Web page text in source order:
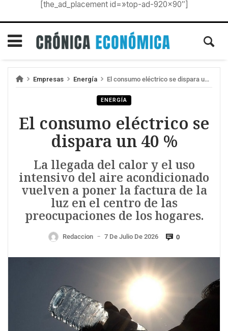
[the_ad_placement id=»top-ad-920×90″]
Empresas Energía El consumo eléctrico se dispara un 40 %
ENERGÍA
El consumo eléctrico se
dispara un 40 %
La llegada del calor y el uso
intensivo del aire acondicionado
vuelven a poner la factura de la
luz en el centro de las
preocupaciones de los hogares.
Redaccion — 7 De Julio De 2026 0